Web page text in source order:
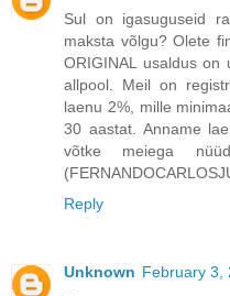
Sul on igasuguseid
maksta võlgu? Olete
ORIGINAL usaldus on
allpool. Meil on
laenu 2%, mille
30 aastat. Anname
võtke meiega
Reply
Unknown February 3,